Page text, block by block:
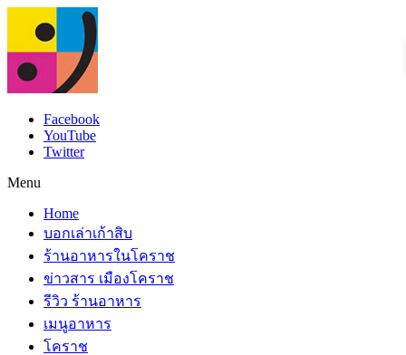
Facebook
YouTube
Twitter
Menu
Home
บอกเล่าเก้าสิบ
ร้านอาหารในโคราช
ข่าวสาร เมืองโคราช
รีวิว ร้านอาหาร
เมนูอาหาร
โคราช